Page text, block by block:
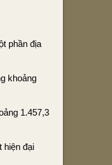
phần địa
khoảng
1.457,3
hiện đại